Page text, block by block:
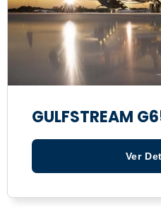
GULFSTREAM
Ver